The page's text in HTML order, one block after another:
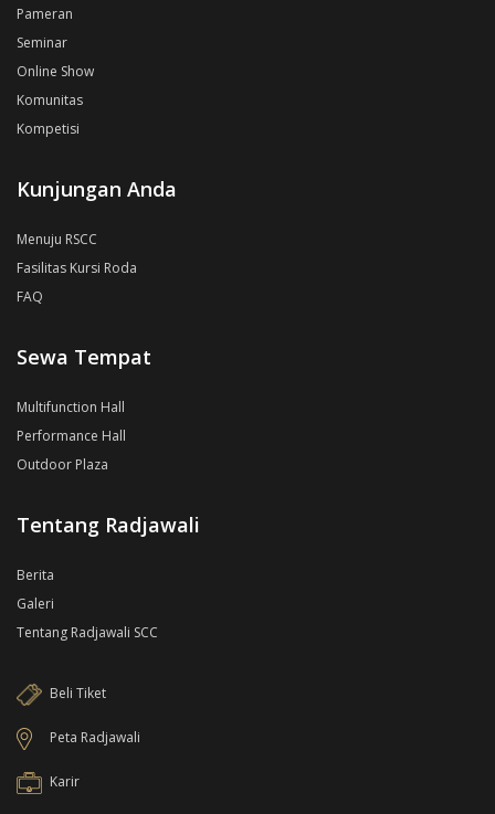
Pameran
Seminar
Online Show
Komunitas
Kompetisi
Kunjungan Anda
Menuju RSCC
Fasilitas Kursi Roda
FAQ
Sewa Tempat
Multifunction Hall
Performance Hall
Outdoor Plaza
Tentang Radjawali
Berita
Galeri
Tentang Radjawali SCC
Beli Tiket
Peta Radjawali
Karir